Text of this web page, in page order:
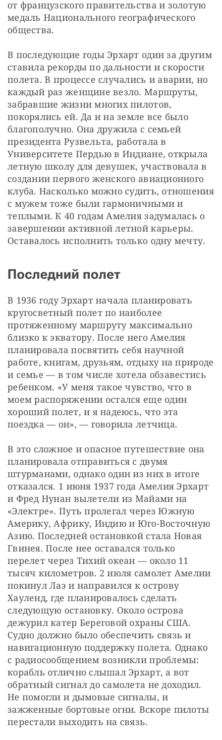
от французского правительства и золотую
медаль Национального географического
общества.
В последующие годы Эрхарт один за другим
ставила рекорды по дальности и скорости
полета. В процессе случались и аварии, но
каждый раз женщине везло. Маршруты,
забравшие жизни многих пилотов,
покорялись ей. Да и на земле все было
благополучно. Она дружила с семьей
президента Рузвельта, работала в
Университете Пердью в Индиане, открыла
летную школу для девушек, участвовала в
создании первого женского авиационного
клуба. Насколько можно судить, отношения
с мужем тоже были гармоничными и
теплыми. К 40 годам Амелия задумалась о
завершении активной летной карьеры.
Оставалось исполнить только одну мечту.
Последний полет
В 1936 году Эрхарт начала планировать
кругосветный полет по наиболее
протяженному маршруту максимально
близко к экватору. После него Амелия
планировала посвятить себя научной
работе, книгам, друзьям, отдыху на природе
и семье — в том числе хотела обзавестись
ребенком. «У меня такое чувство, что в
моем распоряжении остался еще один
хороший полет, и я надеюсь, что эта
поездка — он», — говорила летчица.
В это сложное и опасное путешествие она
планировала отправиться с двумя
штурманами, однако один из них в итоге
отказался. 1 июня 1937 года Амелия Эрхарт
и Фред Нунан вылетели из Майами на
«Электре». Путь пролегал через Южную
Америку, Африку, Индию и Юго-Восточную
Азию. Последней остановкой стала Новая
Гвинея. После нее оставался только
перелет через Тихий океан — около 11
тысяч километров. 2 июля самолет Амелии
покинул Лаэ и направился к острову
Хауленд, где планировалось сделать
следующую остановку. Около острова
дежурил катер Береговой охраны США.
Судно должно было обеспечить связь и
навигационную поддержку полета. Однако
с радиосообщением возникли проблемы:
корабль отлично слышал Эрхарт, а вот
обратный сигнал до самолета не доходил.
Не помогли и дымовые сигналы, и
зажженные бортовые огни. Вскоре пилоты
перестали выходить на связь.